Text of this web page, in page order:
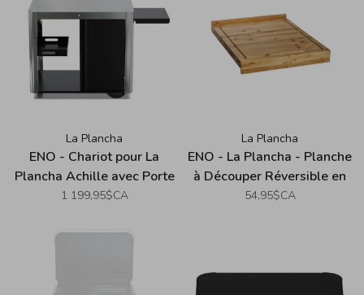
La Plancha
ENO - Chariot pour La
Plancha Achille avec Porte
- Acier Inoxydable
1 199,95$CA
La Plancha
ENO - La Plancha - Planche
à Découper Réversible en
Bambou
54,95$CA